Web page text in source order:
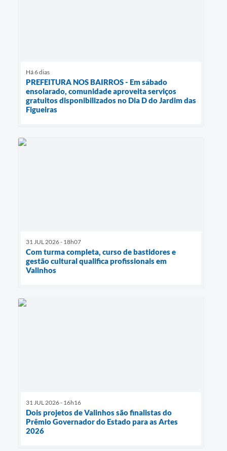
Há 6 dias
PREFEITURA NOS BAIRROS - Em sábado
ensolarado, comunidade aproveita serviços
gratuitos disponibilizados no Dia D do Jardim das
Figueiras
31 JUL 2026 - 18h07
Com turma completa, curso de bastidores e
gestão cultural qualifica profissionais em
Valinhos
31 JUL 2026 - 16h16
Dois projetos de Valinhos são finalistas do
Prêmio Governador do Estado para as Artes
2026